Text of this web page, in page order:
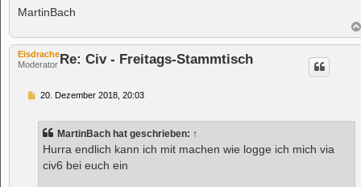
MartinBach
Eisdrache
Moderator Re: Civ - Freitags-Stammtisch
B20. Dezember 2018, 20:03
MartinBach hat geschrieben: ↑
Hurra endlich kann ich mit machen wie logge ich mich via
civ6 bei euch ein